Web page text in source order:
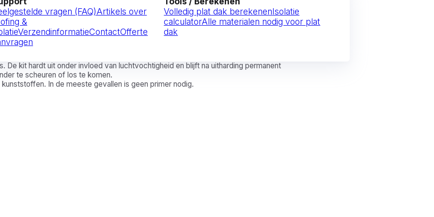
vragen (FAQ)Artikels over
&
VerzendinformatieContactOfferte
Volledig plat dak berekenenIsolatie
calculatorAlle materialen nodig voor plat
dak
De kit hardt uit onder invloed van luchtvochtigheid en blijft na uitharding permanent
te scheuren of los te komen.
In de meeste gevallen is geen primer nodig.